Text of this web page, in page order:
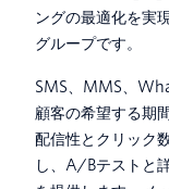
ングの最適化を実
グループです。
SMS、MMS、
顧客の希望する期
配信性とクリック
し、A/Bテストと